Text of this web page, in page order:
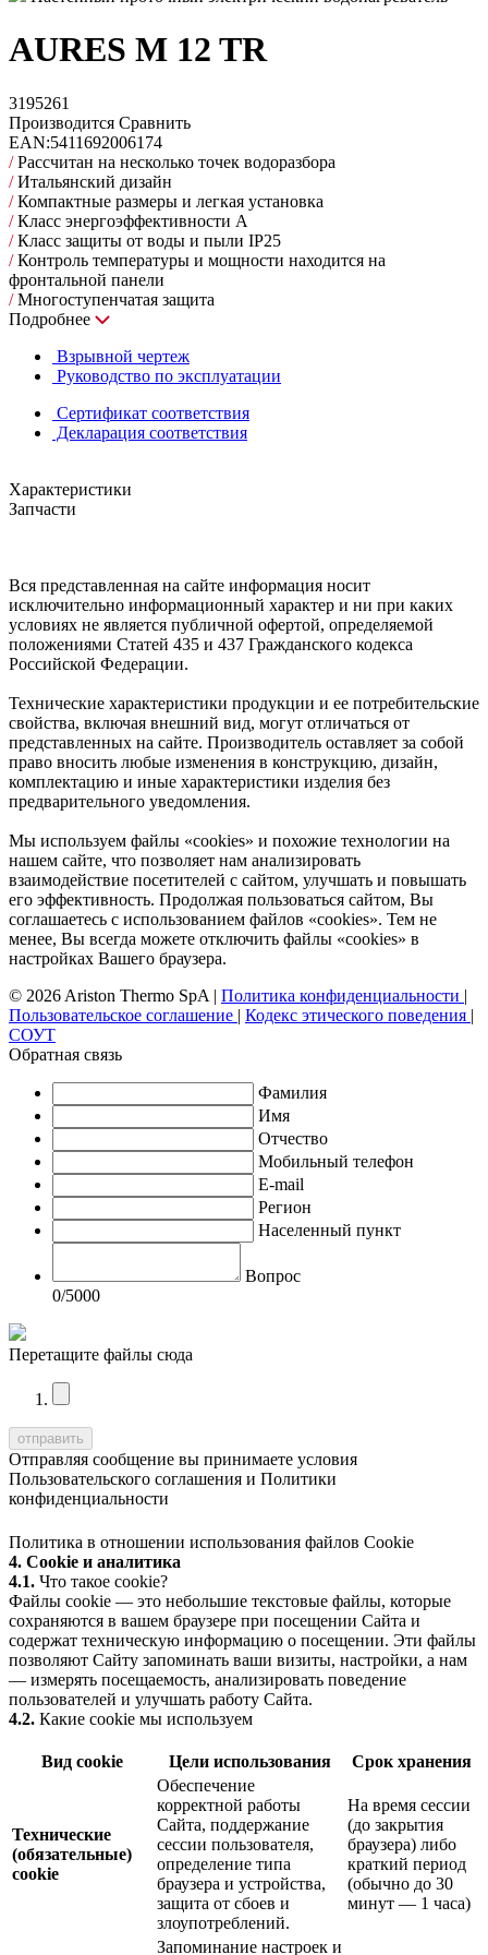
AURES M 12 TR
3195261
Производится Сравнить
EAN:5411692006174
/Рассчитан на несколько точек водоразбора
/Итальянский дизайн
/Компактные размеры и легкая установка
/Класс энергоэффективности A
/Класс защиты от воды и пыли IP25
/Контроль температуры и мощности находится на
фронтальной панели
/Многоступенчатая защита
Подробнее
Взрывной чертеж
Руководство по эксплуатации
Сертификат соответствия
Декларация соответствия
Характеристики
Запчасти
Вся представленная на сайте информация носит
исключительно информационный характер и ни при каких
условиях не является публичной офертой, определяемой
положениями Статей 435 и 437 Гражданского кодекса
Российской Федерации.
Технические характеристики продукции и ее потребительские
свойства, включая внешний вид, могут отличаться от
представленных на сайте. Производитель оставляет за собой
право вносить любые изменения в конструкцию, дизайн,
комплектацию и иные характеристики изделия без
предварительного уведомления.
Мы используем файлы «cookies» и похожие технологии на
нашем сайте, что позволяет нам анализировать
взаимодействие посетителей с сайтом, улучшать и повышать
его эффективность. Продолжая пользоваться сайтом, Вы
соглашаетесь с использованием файлов «cookies». Тем не
менее, Вы всегда можете отключить файлы «cookies» в
настройках Вашего браузера.
© 2026 Ariston Thermo SpA | Политика конфиденциальности |
Пользовательское соглашение | Кодекс этического поведения |
СОУТ
Обратная связь
Фамилия
Имя
Отчество
Мобильный телефон
E-mail
Регион
Населенный пункт
Вопрос
0/5000
Перетащите файлы сюда
Отправляя сообщение вы принимаете условия
Пользовательского соглашения и Политики
конфиденциальности
Политика в отношении использования файлов Cookie
4. Cookie и аналитика
4.1. Что такое cookie?
Файлы cookie — это небольшие текстовые файлы, которые
сохраняются в вашем браузере при посещении Сайта и
содержат техническую информацию о посещении. Эти файлы
позволяют Сайту запоминать ваши визиты, настройки, а нам
— измерять посещаемость, анализировать поведение
пользователей и улучшать работу Сайта.
4.2. Какие cookie мы используем
Вид cookie Цели использования Срок хранения
Технические
(обязательные)
cookie
Обеспечение
корректной работы
Сайта, поддержание
сессии пользователя,
определение типа
браузера и устройства,
защита от сбоев и
злоупотреблений.
На время сессии
(до закрытия
браузера) либо
краткий период
(обычно до 30
минут — 1 часа)
Запоминание настроек и